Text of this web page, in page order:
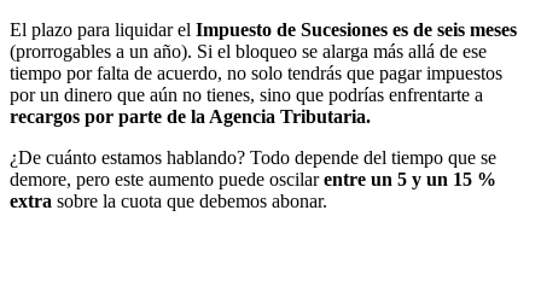
El plazo para liquidar el Impuesto de Sucesiones es de seis meses
(prorrogables a un año). Si el bloqueo se alarga más allá de ese
tiempo por falta de acuerdo, no solo tendrás que pagar impuestos
por un dinero que aún no tienes, sino que podrías enfrentarte a
recargos por parte de la Agencia Tributaria.
¿De cuánto estamos hablando? Todo depende del tiempo que se
demore, pero este aumento puede oscilarentre un 5 y un 15 %
extra sobre la cuota que debemos abonar.